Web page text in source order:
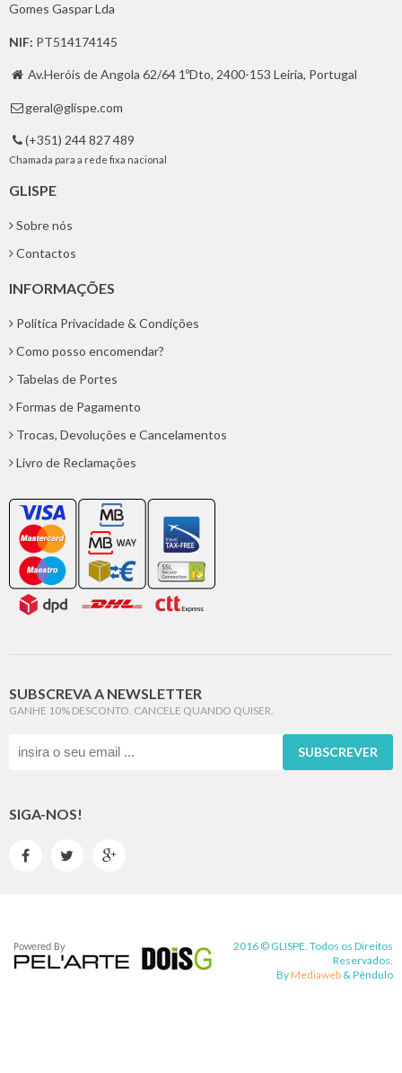
Gomes Gaspar Lda
NIF: PT514174145
 Av.Heróis de Angola 62/64 1ºDto, 2400-153 Leiria, Portugal
 geral@glispe.com
 (+351) 244 827 489
Chamada para a rede fixa nacional
GLISPE
Sobre nós
Contactos
INFORMAÇÕES
Politica Privacidade & Condições
Como posso encomendar?
Tabelas de Portes
Formas de Pagamento
Trocas, Devoluções e Cancelamentos
Livro de Reclamações
SUBSCREVA A NEWSLETTER
GANHE 10% DESCONTO. CANCELE QUANDO QUISER.
SUBSCREVER
SIGA-NOS!
  
2016 © GLISPE. Todos os Direitos
Reservados.
By Mediaweb & Pêndulo